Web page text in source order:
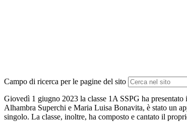
Campo di ricerca per le pagine del sito
Giovedì 1 giugno 2023 la classe 1A SSPG ha
Alhambra Superchi e Maria Luisa Bonavita, è stato un
singolo. La classe, inoltre, ha composto e cantato il